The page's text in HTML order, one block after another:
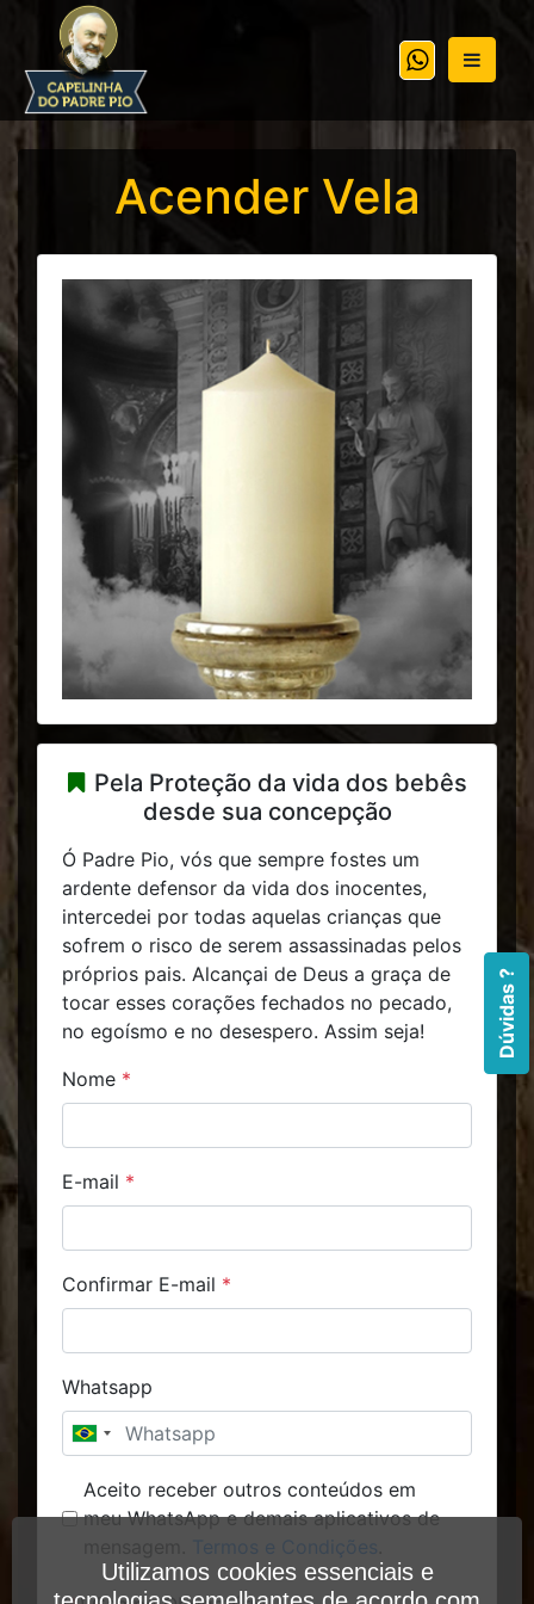
Dúvidas ?
Acender Vela
Pela Proteção da vida dos bebês
desde sua concepção
Ó Padre Pio, vós que sempre fostes um
ardente defensor da vida dos inocentes,
intercedei por todas aquelas crianças que
sofrem o risco de serem assassinadas pelos
próprios pais. Alcançai de Deus a graça de
tocar esses corações fechados no pecado,
no egoísmo e no desespero. Assim seja!
Nome *
E-mail *
Confirmar E-mail *
Whatsapp
Aceito receber outros conteúdos em
meu WhatsApp e demais aplicativos de
Termos e Condições
Utilizamos cookies essenciais e